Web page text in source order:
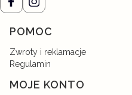
Linki w stopce
POMOC
Zwroty i reklamacje
Regulamin
MOJE KONTO